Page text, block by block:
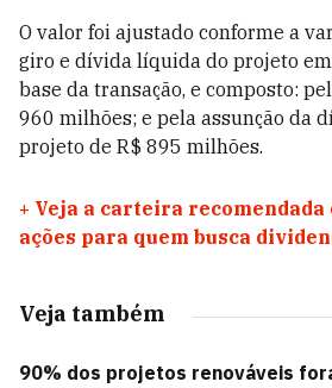
O valor foi ajustado conforme a
giro e dívida líquida do projeto
base da transação, e composto:
960 milhões; e pela assunção da
projeto de R$ 895 milhões.
+ Veja a carteira recomendada
ações para quem busca
Veja também
90% dos projetos renováveis